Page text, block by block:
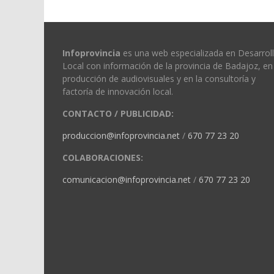
Infoprovincia es una web especializada en
Local con información de la provincia de Badajoz, en
producción de audiovisuales y en la consultoría y
factoría de innovación local.
CONTACTO / PUBLICIDAD:
produccion@infoprovincia.net / 670 77 23 20
COLABORACIONES:
comunicacion@infoprovincia.net / 670 77 23 20